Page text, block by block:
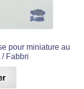
pour miniature au
Fabbri